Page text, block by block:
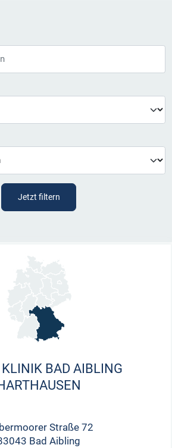
Jetzt filtern
BAD AIBLING
Straße 72
Bad Aibling